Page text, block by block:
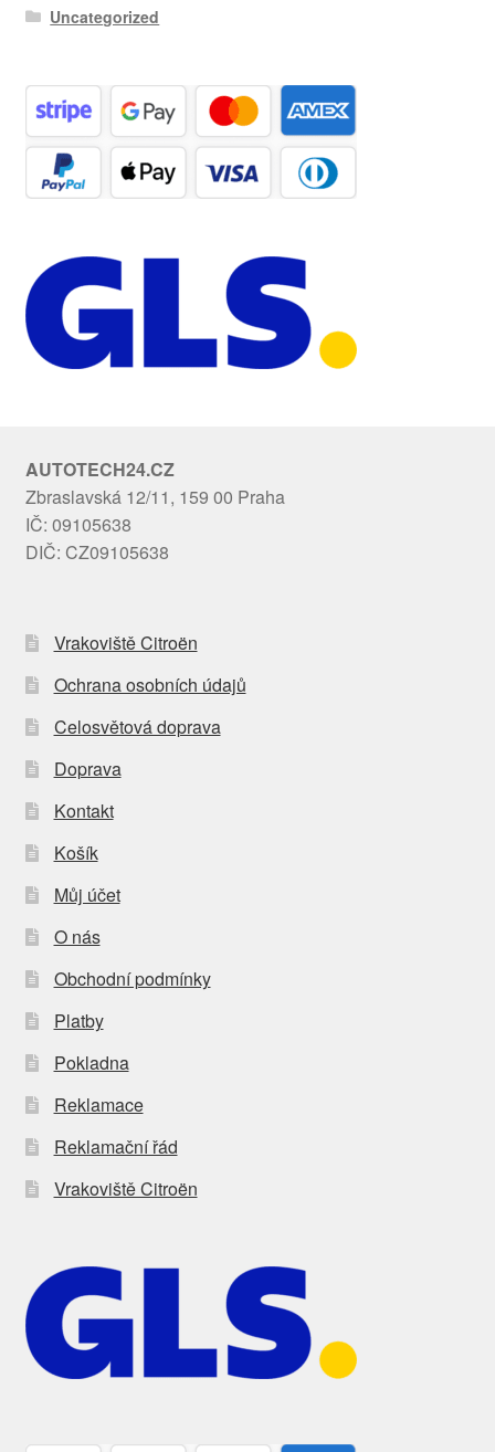
Uncategorized
AUTOTECH24.CZ
Zbraslavská 12/11, 159 00 Praha
IČ: 09105638
DIČ: CZ09105638
Vrakoviště Citroën
Ochrana osobních údajů
Celosvětová doprava
Doprava
Kontakt
Košík
Můj účet
O nás
Obchodní podmínky
Platby
Pokladna
Reklamace
Reklamační řád
Vrakoviště Citroën